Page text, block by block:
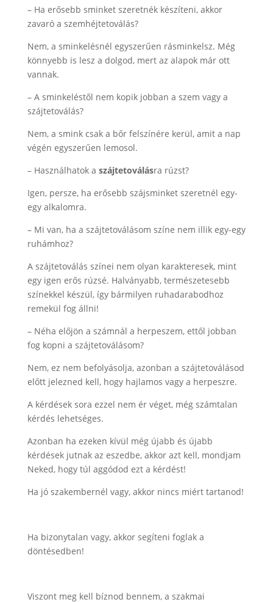
– Ha erősebb sminket szeretnék készíteni, akkor
zavaró a szemhéjtetoválás?
Nem, a sminkelésnél egyszerűen rásminkelsz. Még
könnyebb is lesz a dolgod, mert az alapok már ott
vannak.
– A sminkeléstől nem kopik jobban a szem vagy a
szájtetoválás?
Nem, a smink csak a bőr felszínére kerül, amit a nap
végén egyszerűen lemosol.
– Használhatok a szájtetoválásra rúzst?
Igen, persze, ha erősebb szájsminket szeretnél egy-
egy alkalomra.
– Mi van, ha a szájtetoválásom színe nem illik egy-egy
ruhámhoz?
A szájtetoválás színei nem olyan karakteresek, mint
egy igen erős rúzsé. Halványabb, természetesebb
színekkel készül, így bármilyen ruhadarabodhoz
remekül fog állni!
– Néha előjön a számnál a herpeszem, ettől jobban
fog kopni a szájtetoválásom?
Nem, ez nem befolyásolja, azonban a szájtetoválásod
előtt jelezned kell, hogy hajlamos vagy a herpeszre.
A kérdések sora ezzel nem ér véget, még számtalan
kérdés lehetséges.
Azonban ha ezeken kívül még újabb és újabb
kérdések jutnak az eszedbe, akkor azt kell, mondjam
Neked, hogy túl aggódod ezt a kérdést!
Ha jó szakembernél vagy, akkor nincs miért tartanod!
Ha bizonytalan vagy, akkor segíteni foglak a
döntésedben!
Viszont meg kell bíznod bennem, a szakmai